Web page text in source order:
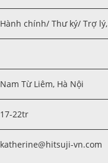
Hành chính/ Thư ký/ Trợ lý,
Nam Từ Liêm, Hà Nội
17-22tr
katherine@hitsuji-vn.com